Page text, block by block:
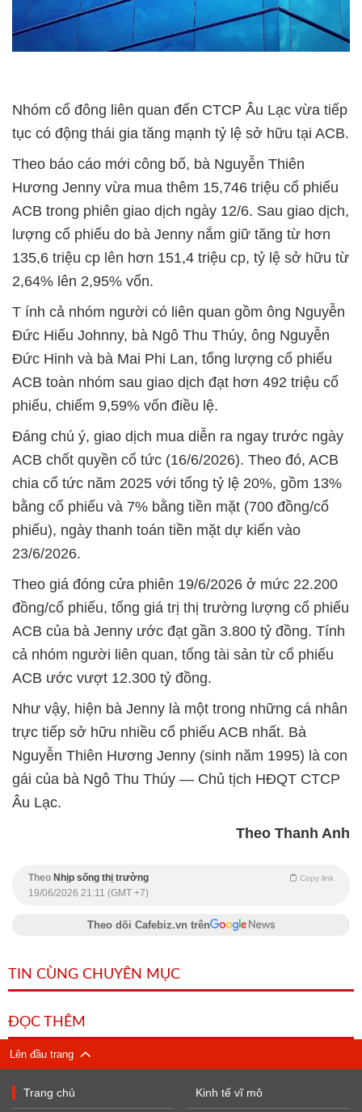
Nhóm cổ đông liên quan đến CTCP Âu Lạc vừa tiếp
tục có động thái gia tăng mạnh tỷ lệ sở hữu tại ACB.
Theo báo cáo mới công bố, bà Nguyễn Thiên
Hương Jenny vừa mua thêm 15,746 triệu cổ phiếu
ACB trong phiên giao dịch ngày 12/6. Sau giao dịch,
lượng cổ phiếu do bà Jenny nắm giữ tăng từ hơn
135,6 triệu cp lên hơn 151,4 triệu cp, tỷ lệ sở hữu từ
2,64% lên 2,95% vốn.
T ính cả nhóm người có liên quan gồm ông Nguyễn
Đức Hiếu Johnny, bà Ngô Thu Thúy, ông Nguyễn
Đức Hinh và bà Mai Phi Lan, tổng lượng cổ phiếu
ACB toàn nhóm sau giao dịch đạt hơn 492 triệu cổ
phiếu, chiếm 9,59% vốn điều lệ.
Đáng chú ý, giao dịch mua diễn ra ngay trước ngày
ACB chốt quyền cổ tức (16/6/2026). Theo đó, ACB
chia cổ tức năm 2025 với tổng tỷ lệ 20%, gồm 13%
bằng cổ phiếu và 7% bằng tiền mặt (700 đồng/cổ
phiếu), ngày thanh toán tiền mặt dự kiến vào
23/6/2026.
Theo giá đóng cửa phiên 19/6/2026 ở mức 22.200
đồng/cổ phiếu, tổng giá trị thị trường lượng cổ phiếu
ACB của bà Jenny ước đạt gần 3.800 tỷ đồng. Tính
cả nhóm người liên quan, tổng tài sản từ cổ phiếu
ACB ước vượt 12.300 tỷ đồng.
Như vậy, hiện bà Jenny là một trong những cá nhân
trực tiếp sở hữu nhiều cổ phiếu ACB nhất. Bà
Nguyễn Thiên Hương Jenny (sinh năm 1995) là con
gái của bà Ngô Thu Thúy — Chủ tịch HĐQT CTCP
Âu Lạc.
Theo Thanh Anh
Theo Nhịp sống thị trường Copy link
19/06/2026 21:11 (GMT +7)
Theo dõi Cafebiz.vn trên
TIN CÙNG CHUYÊN MỤC
ĐỌC THÊM
Lên đầu trang
Trang chủ Kinh tế vĩ mô